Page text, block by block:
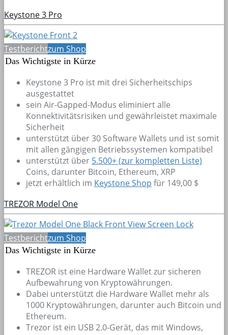
Keystone 3 Pro
Testberichtzum Shop
Das Wichtigste in Kürze
Keystone 3 Pro ist mit drei Sicherheitschips
ausgestattet
sein Air-Gapped-Modus eliminiert alle
Konnektivitätsrisiken und gewährleistet maximale
Sicherheit
unterstützt über 30 Software Wallets und ist somit
mit allen gängigen Betriebssystemen kompatibel
unterstützt über 5.500+(zur kompletten Liste)
Coins, darunter Bitcoin, Ethereum, XRP
jetzt erhältlich im Keystone Shop für 149,00 $
TREZOR Model One
Testberichtzum Shop
Das Wichtigste in Kürze
TREZOR ist eine Hardware Wallet zur sicheren
Aufbewahrung von Kryptowährungen.
Dabei unterstützt die Hardware Wallet mehr als
1000 Kryptowährungen, darunter auch Bitcoin und
Ethereum.
Trezor ist ein USB 2.0-Gerät, das mit Windows,